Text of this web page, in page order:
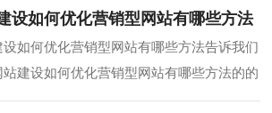
优化站内文章秒收的技巧有哪些的方面的
设如何优化营销型网站有哪些方法
设如何优化营销型网站有哪些方法告诉我们
站建设如何优化营销型网站有哪些方法的的
，同信长春网络公司介绍您网站建设如何